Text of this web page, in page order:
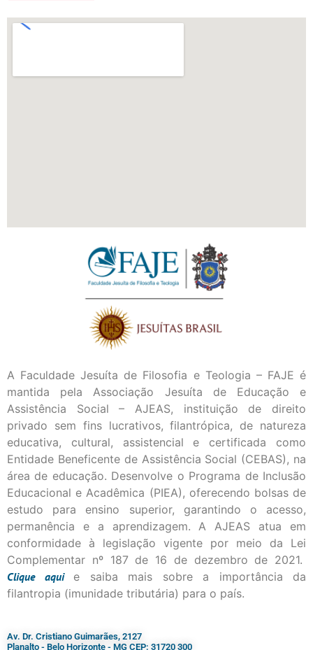
A Faculdade Jesuíta de Filosofia e Teologia – FAJE é
mantida pela Associação Jesuíta de Educação e
Assistência Social – AJEAS, instituição de direito
privado sem fins lucrativos, filantrópica, de natureza
educativa, cultural, assistencial e certificada como
Entidade Beneficente de Assistência Social (CEBAS), na
área de educação. Desenvolve o Programa de Inclusão
Educacional e Acadêmica (PIEA), oferecendo bolsas de
estudo para ensino superior, garantindo o acesso,
permanência e a aprendizagem. A AJEAS atua em
conformidade à legislação vigente por meio da Lei
Complementar nº 187 de 16 de dezembro de 2021.
Cliqueaqui
e saiba mais sobre a importância da
filantropia (imunidade tributária) para o país.
Av. Dr. Cristiano Guimarães, 2127
Planalto - Belo Horizonte - MG CEP: 31720 300